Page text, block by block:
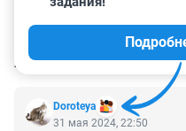
КОММЕНТАРИИ 27
Doroteya
31 мая 2024, 22:50